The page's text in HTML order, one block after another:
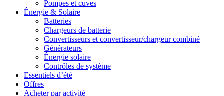
Pompes et cuves
Énergie & Solaire
Batteries
Chargeurs de batterie
Convertisseurs et convertisseur/chargeur combiné
Générateurs
Énergie solaire
Contrôles de système
Essentiels d’été
Offres
Acheter par activité